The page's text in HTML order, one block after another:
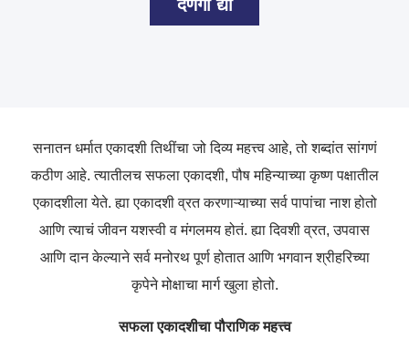
देणगी द्या
सनातन धर्मात एकादशी तिथींचा जो दिव्य महत्त्व आहे,तो शब्दांत सांगणं
कठीण आहे.त्यातीलच सफला एकादशी,पौष महिन्याच्या कृष्ण पक्षातील
एकादशीला येते.ह्या एकादशी व्रत करणाऱ्याच्या सर्व पापांचा नाश होतो
आणि त्याचं जीवन यशस्वी व मंगलमय होतं.ह्या दिवशी व्रत,उपवास
आणि दान केल्याने सर्व मनोरथ पूर्ण होतात आणि भगवान श्रीहरिच्या
कृपेने मोक्षाचा मार्ग खुला होतो.
सफला एकादशीचा पौराणिक महत्त्व